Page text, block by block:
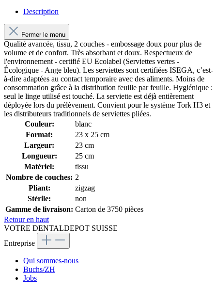
Description
Fermer le menu
Qualité avancée, tissu, 2 couches - embossage doux pour plus de
volume et de confort. Très absorbant et doux. Respectueux de
l'environnement - certifié EU Ecolabel (Serviettes vertes -
Écologique - Ange bleu). Les serviettes sont certifiées ISEGA, c’est-
à-dire adaptées au contact temporaire avec des aliments. Moins de
consommation grâce à la distribution feuille par feuille. Hygiénique :
seul le linge utilisé est touché. La serviette est déjà entièrement
déployée lors du prélèvement. Convient pour le système Tork H3 et
les distributeurs traditionnels de serviettes pliées.
Couleur:
blanc
Format:
23 x 25 cm
Largeur:
23 cm
Longueur:
25 cm
Matériel:
tissu
Nombre de couches: 2
Pliant:
zigzag
Stérile:
non
Gamme de livraison: Carton de 3750 pièces
Retour en haut
VOTRE DENTALDEPOT SUISSE
Entreprise
Qui sommes-nous
Buchs/ZH
Jobs